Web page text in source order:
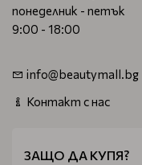
понеделник - петък
9:00 - 18:00
info@beautymall.bg
Контакт с нас
ЗАЩО ДА КУПЯ?